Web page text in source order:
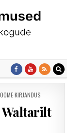
KIRJANDUS
Waltarilt